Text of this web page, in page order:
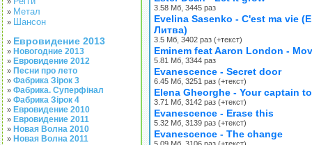
» Метал
» Шансон
» Евровидение 2013
» Новогодние 2013
» Евровидение 2012
» Песни про лето
» Фабрика Зірок 3
» Фабрика. Суперфінал
» Фабрика Зірок 4
» Евровидение 2010
» Евровидение 2011
» Новая Волна 2010
» Новая Волна 2011
3.58 Мб, 3445 раз
Evelina Sasenko - C'est ma vie
Литва)
3.5 Мб, 3402 раз (+текст)
Eminem feat Aaron London -
5.81 Мб, 3344 раз
Evanescence - Secret door
6.45 Мб, 3251 раз (+текст)
Elena Gheorghe - Your captain
3.71 Мб, 3142 раз (+текст)
Evanescence - Erase this
5.32 Мб, 3139 раз (+текст)
Evanescence - The change